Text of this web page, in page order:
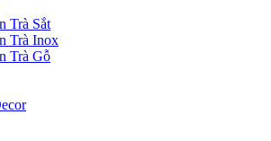
Trà Sắt
Trà Inox
Trà Gỗ